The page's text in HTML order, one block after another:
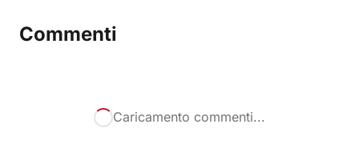
Commenti
Caricamento commenti...